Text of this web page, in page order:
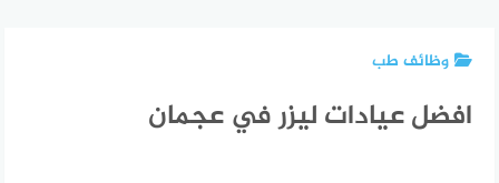
وظائف طب
افضل عيادات ليزر في عجمان